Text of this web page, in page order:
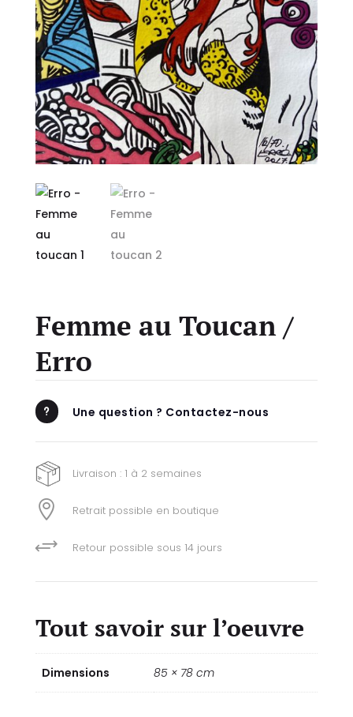
Femme au Toucan /
Erro
u Une question ? Contactez-nous
Livraison : 1 à 2 semaines
 Retrait possible en boutique
+ Retour possible sous 14 jours
Tout savoir sur l’oeuvre
Dimensions 85 × 78 cm